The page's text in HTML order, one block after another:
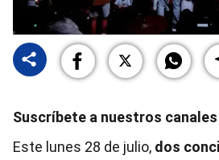
Suscríbete a nuestros canales
Este lunes 28 de julio, dos